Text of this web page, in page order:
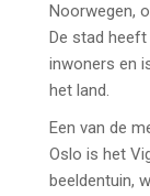
Noorwegen,
De stad heeft
inwoners en
het land.
Een van de
Oslo is het
beeldentuin,